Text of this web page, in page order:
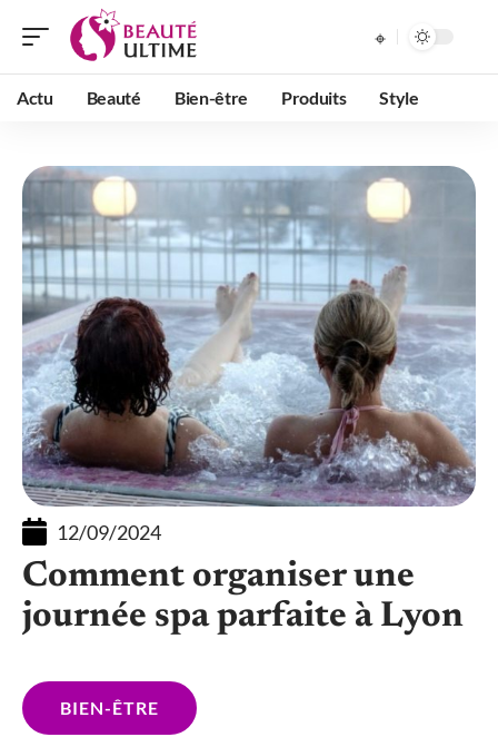
Actu Beauté Bien-être Produits Style
12/09/2024
Comment organiser une
journée spa parfaite à Lyon
BIEN-ÊTRE